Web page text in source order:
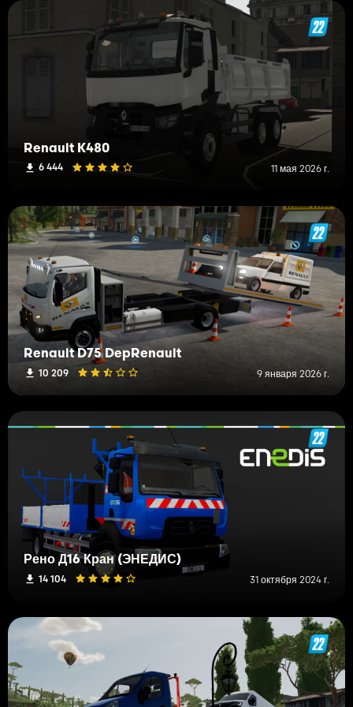
Renault K480
6 444 11 мая 2026 г.
Renault D75 DepRenault
10 209 9 января 2026 г.
Рено Д16 Кран (ЭНЕДИС)
14 104 31 октября 2024 г.